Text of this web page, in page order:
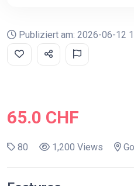
Publiziert am: 2026-06-12
65.0 CHF
80 1,200 Views